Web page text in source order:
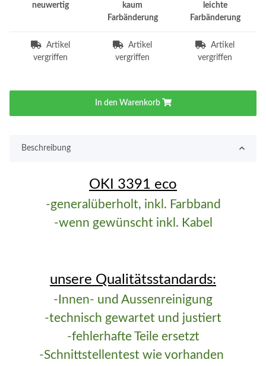
neuwertig
kaum
Farbänderung
leichte
Farbänderung
Artikel
vergriffen
Artikel
vergriffen
Artikel
vergriffen
In den Warenkorb
Beschreibung
OKI 3391 eco
-generalüberholt, inkl. Farbband
-wenn gewünscht inkl. Kabel
unsere Qualitätsstandards:
-Innen- und Aussenreinigung
-technisch gewartet und justiert
-fehlerhafte Teile ersetzt
-Schnittstellentest wie vorhanden